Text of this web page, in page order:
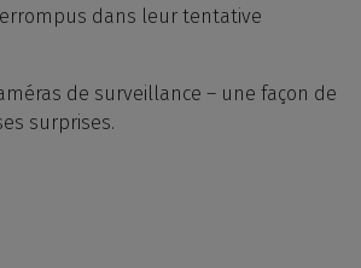
dans leur tentative
de surveillance – une façon de
surprises.